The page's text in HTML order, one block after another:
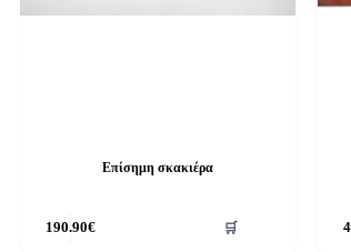
Επίσημη σκακιέρα
190.90€ 🛒